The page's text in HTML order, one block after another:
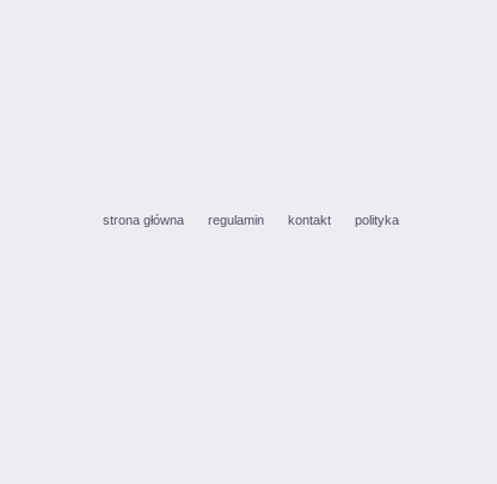
strona główna regulamin kontakt polityka